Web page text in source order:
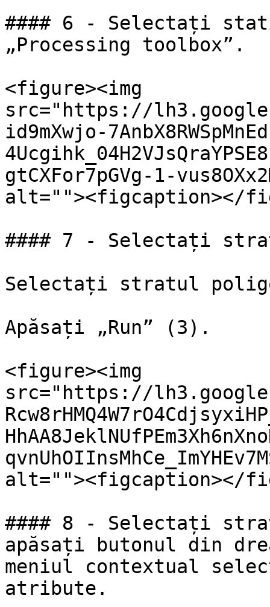
#### 6 - Selectați
„Processing toolbox”.
<figure><img
src="https://
id9mXwjo-
gtCXFor7pGVg-1-
alt=""><figcaption></
#### 7 - Selectați
Selectați stratul
Apăsați „Run” (3).
<figure><img
src="https://
alt=""><figcaption></
#### 8 - Selectați
apăsați butonul din
meniul contextual
atribute.